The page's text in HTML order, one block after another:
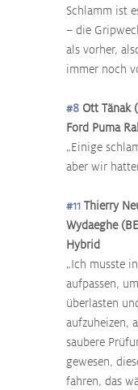
Schlamm ist
– die
als vorher,
immer noch
#8 Ott Tänak
Ford Puma
„Einige
aber wir
#11 Thierry
Wydaeghe
Hybrid
„Ich musste
aufpassen,
überlasten
aufzuheizen,
saubere
gewesen,
fahren, das